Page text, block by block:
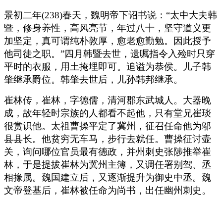
景初二年(238)春天，魏明帝下诏书说：“太中大夫韩
暨，修身养性，高风亮节，年过八十，坚守道义更
加坚定，真可谓纯朴敦厚，愈老愈勤勉。因此授予
他司徒之职。”四月韩暨去世，遗嘱指令入殓时只穿
平时的衣服，用土掩埋即可。追谥为恭侯。儿子韩
肇继承爵位。韩肇去世后，儿孙韩邦继承。
崔林传，崔林，字德儒，清河郡东武城人。大器晚
成，故年轻时宗族的人都看不起他，只有堂兄崔琰
很赏识他。太祖曹操平定了冀州，征召任命他为邬
县县长。他贫穷无车马，步行去就任。曹操征讨壶
关，询问哪位官员最有德政，并州刺史张陟推举崔
林，于是提拔崔林为冀州主簿，又调任署别驾、丞
相掾属。魏国建立后，又逐渐提升为御史中丞。魏
文帝登基后，崔林被任命为尚书，出任幽州刺史。